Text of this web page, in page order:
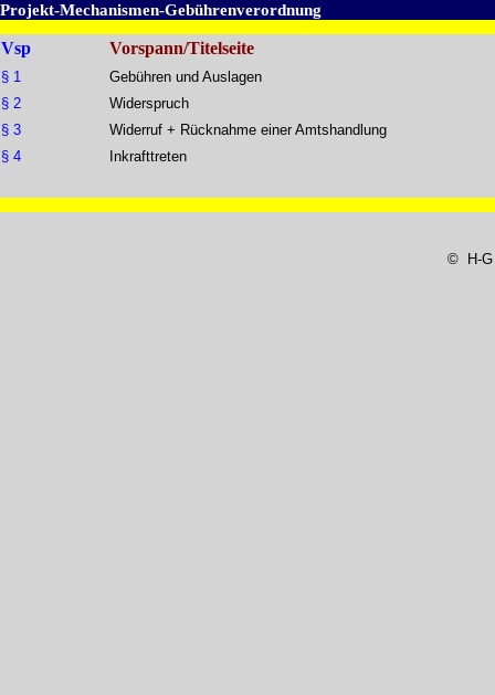
Projekt-Mechanismen-Gebührenverordnung
Vsp Vorspann/Titelseite
§ 1
§ 2
§ 3
§ 4
Gebühren und Auslagen
Widerspruch
Widerruf + Rücknahme einer Amtshandlung
Inkrafttreten
© H-G